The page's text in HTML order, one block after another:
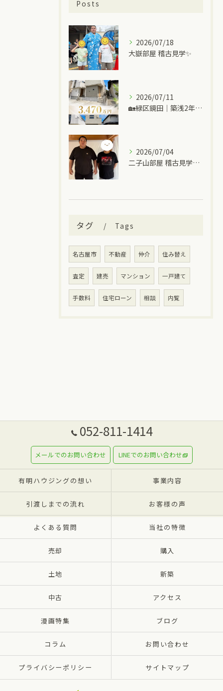
Posts
2026/07/18
大嶽部屋 稽古見学✨
2026/07/11
🏡緑区鏡田｜築浅2年の中古一戸建て
2026/07/04
二子山部屋 稽古見学＆ちゃんこ🍲
タグ Tags
名古屋市 不動産 仲介 住み替え
査定 建売 マンション 一戸建て
手数料 住宅ローン 相談 内覧
052-811-1414
メールでのお問い合わせ LINEでのお問い合わせ
有明ハウジングの想い 事業内容
引渡しまでの流れ お客様の声
よくある質問 当社の特徴
売却 購入
土地 新築
中古 アクセス
漫画特集 ブログ
コラム お問い合わせ
プライバシーポリシー サイトマップ